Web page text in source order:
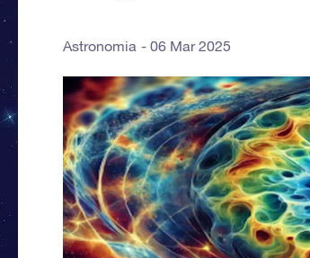
Astronomia 06 Mar 2025